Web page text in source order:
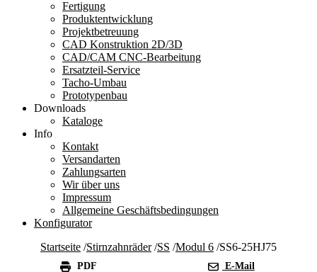
Fertigung
Produktentwicklung
Projektbetreuung
CAD Konstruktion 2D/3D
CAD/CAM CNC-Bearbeitung
Ersatzteil-Service
Tacho-Umbau
Prototypenbau
Downloads
Kataloge
Info
Kontakt
Versandarten
Zahlungsarten
Wir über uns
Impressum
Allgemeine Geschäftsbedingungen
Konfigurator
Startseite /Stirnzahnräder/SS /Modul 6 /SS6-25HJ75
PDF E-Mail